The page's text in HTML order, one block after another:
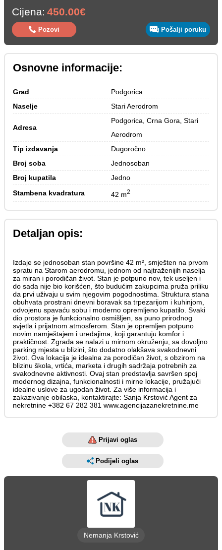
Cijena: 450.00€
Pozovi Pošalji poruku
Osnovne informacije:
Grad
Podgorica
Naselje
Stari Aerodrom
Adresa
Podgorica, Crna Gora, Stari
Aerodrom
Tip izdavanja
Dugoročno
Broj soba
Jednosoban
Broj kupatila
Jedno
Stambena kvadratura
42 m2
Detaljan opis:
Izdaje se jednosoban stan površine 42 m², smješten na prvom
spratu na Starom aerodromu, jednom od najtraženijih naselja
za miran i porodičan život. Stan je potpuno nov, tek useljen i
do sada nije bio korišćen, što budućim zakupcima pruža priliku
da prvi uživaju u svim njegovim pogodnostima. Struktura stana
obuhvata prostrani dnevni boravak sa trpezarijom i kuhinjom,
odvojenu spavaću sobu i moderno opremljeno kupatilo. Svaki
dio prostora je funkcionalno osmišljen, sa puno prirodnog
svjetla i prijatnom atmosferom. Stan je opremljen potpuno
novim namještajem i uređajima, koji garantuju komfor i
praktičnost. Zgrada se nalazi u mirnom okruženju, sa dovoljno
parking mjesta u blizini, što dodatno olakšava svakodnevni
život. Ova lokacija je idealna za porodičan život, s obzirom na
blizinu škola, vrtića, marketa i drugih sadržaja potrebnih za
svakodnevne aktivnosti. Ovaj stan predstavlja savršen spoj
modernog dizajna, funkcionalnosti i mirne lokacije, pružajući
idealne uslove za ugodan život. Za više informacija i
zakazivanje obilaska, kontaktirajte: Sanja Krstović Agent za
nekretnine +382 67 282 381 www.agencijazanekretnine.me
Prijavi oglas
Podijeli oglas
Nemanja Krstović